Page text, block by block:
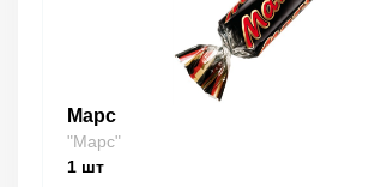
Марс
"Марс"
1 шт